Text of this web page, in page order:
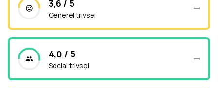
3,6 / 5
Generel trivsel
4,0 / 5
Social trivsel